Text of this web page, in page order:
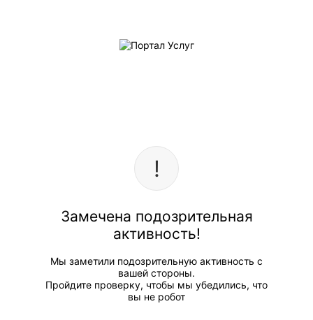
Замечена подозрительная
активность!
Мы заметили подозрительную активность с
вашей стороны.
Пройдите проверку, чтобы мы убедились, что
вы не робот